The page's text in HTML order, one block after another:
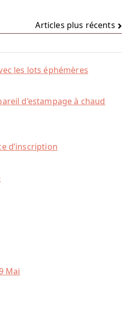
Articles plus récents
les lots éphémères
d’estampage à chaud
d’inscription
Mai